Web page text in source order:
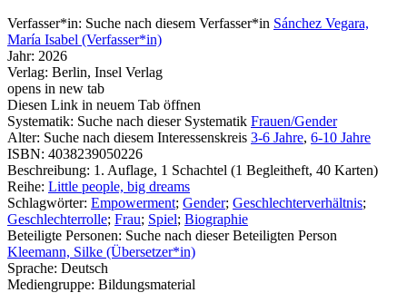
Verfasser*in: Suche nach diesem Verfasser*in Sánchez Vegara,
María Isabel (Verfasser*in)
Jahr: 2026
Verlag: Berlin, Insel Verlag
opens in new tab
Diesen Link in neuem Tab öffnen
Systematik: Suche nach dieser Systematik Frauen/Gender
Alter: Suche nach diesem Interessenskreis 3-6 Jahre, 6-10 Jahre
ISBN: 4038239050226
Beschreibung: 1. Auflage, 1 Schachtel (1 Begleitheft, 40 Karten)
Reihe: Little people, big dreams
Schlagwörter: Empowerment; Gender; Geschlechterverhältnis;
Geschlechterrolle; Frau; Spiel; Biographie
Beteiligte Personen: Suche nach dieser Beteiligten Person
Kleemann, Silke (Übersetzer*in)
Sprache: Deutsch
Mediengruppe: Bildungsmaterial